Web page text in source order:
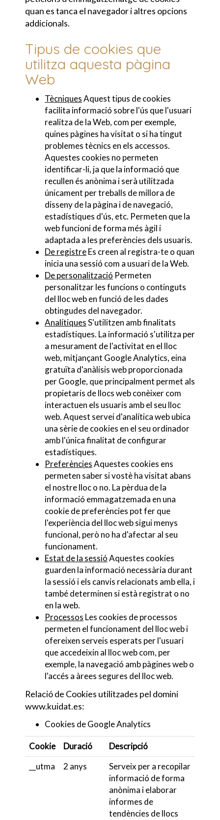
quan es tanca el navegador i altres opcions
addicionals.
Tipus de cookies que
utilitza aquesta pàgina
Web
TècniquesAquest tipus de cookies
facilita informació sobre l'ús que l'usuari
realitza de la Web, com per exemple,
quines pàgines ha visitat o si ha tingut
problemes tècnics en els accessos.
Aquestes cookies no permeten
identificar-li, ja que la informació que
recullen és anònima i serà utilitzada
únicament per treballs de millora de
disseny de la pàgina i de navegació,
estadístiques d'ús, etc. Permeten que la
web funcioni de forma més àgil i
adaptada a les preferències dels usuaris.
De registreEs creen al registra-te o quan
inicia una sessió com a usuari de la Web.
De personalització Permeten
personalitzar les funcions o continguts
del lloc web en funció de les dades
obtingudes del navegador.
AnalítiquesS'utilitzen amb finalitats
estadístiques. La informació s'utilitza per
a mesurament de l'activitat en el lloc
web, mitjançant Google Analytics, eina
gratuïta d'anàlisis web proporcionada
per Google, que principalment permet als
propietaris de llocs web conèixer com
interactuen els usuaris amb el seu lloc
web. Aquest servei d'analítica web ubica
una sèrie de cookies en el seu ordinador
amb l'única finalitat de configurar
estadístiques.
PreferènciesAquestes cookies ens
permeten saber si vostè ha visitat abans
el nostre lloc o no. La pèrdua de la
informació emmagatzemada en una
cookie de preferències pot fer que
l'experiència del lloc web sigui menys
funcional, però no ha d'afectar al seu
funcionament.
Estat de la sessióAquestes cookies
guarden la informació necessària durant
la sessió i els canvis relacionats amb ella, i
també determinen si està registrat o no
en la web.
Processos Les cookies de processos
permeten el funcionament del lloc web i
ofereixen serveis esperats per l'usuari
que accedeixin al lloc web com, per
exemple, la navegació amb pàgines web o
l'accés a àrees segures del lloc web.
Relació de Cookies utilitzades pel domini
www.kuidat.es:
Cookies de Google Analytics
Cookie Duració
Descripció
__utma
2 anys
Serveix per a recopilar
informació de forma
anònima i elaborar
informes de
tendències de llocs